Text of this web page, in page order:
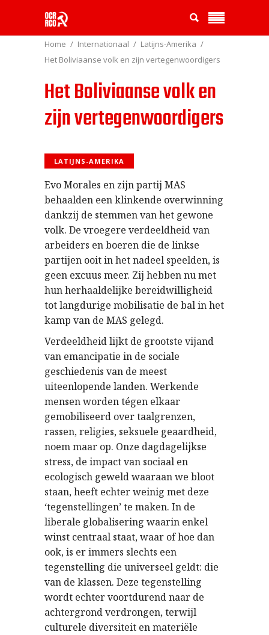
Home Internationaal
Latijns-Amerika
Het Boliviaanse volk en zijn vertegenwoordigers
Het Boliviaanse volk en
zijn vertegenwoordigers
LATIJNS-AMERIKA
Evo Morales en zijn partij MAS
behaalden een klinkende overwinning
dankzij de stemmen van het gewone
volk. De vroegere verdeeldheid van
arbeiders en boeren die de linkse
partijen ooit in het nadeel speelden, is
geen excuus meer. Zij hebben nu met
hun herhaaldelijke bereidwilligheid
tot langdurige mobilisatie de bal in het
kamp van de MAS gelegd.
Verdeeldheid lijkt de grootste vijand
van emancipatie in de sociale
geschiedenis van de meest
uiteenlopende landen. Werkende
mensen worden tégen elkaar
gemobiliseerd over taalgrenzen,
rassen, religies, seksuele geaardheid,
noem maar op. Onze dagdagelijkse
stress, de impact van sociaal en
ecologisch geweld waaraan we bloot
staan, heeft echter weinig met deze
‘tegenstellingen’ te maken. In de
liberale globalisering waarin enkel
winst centraal staat, waar of hoe dan
ook, is er immers slechts een
tegenstelling die universeel geldt: die
van de klassen. Deze tegenstelling
wordt echter voortdurend naar de
achtergrond verdrongen, terwijl
culturele diversiteit en materiële